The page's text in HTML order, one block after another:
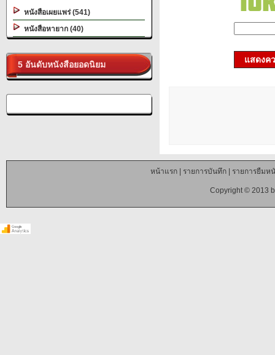
หนังสือเผยแพร่ (541)
หนังสือหายาก (40)
5 อันดับหนังสือยอดนิยม แสดงค
หน้าแรก| รายการบันทึก| รายการยืมห
Copyright © 2013